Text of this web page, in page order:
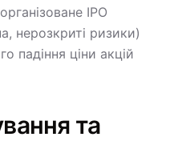
IPO
нерозкриті ризики)
падіння ціни акцій
та